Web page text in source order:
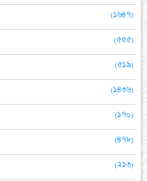
(১৬৪৭)
(৫৫৫)
(৫১৯)
(১৪৩৬)
(১৭০)
(৪৭৮)
(২১৩)